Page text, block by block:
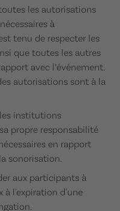
les autorisations
à
tenu de respecter les
que toutes les autres
avec l’événement.
autorisations sont à la
institutions
propre responsabilité
en rapport
sonorisation.
aux participants à
à l'expiration d'une